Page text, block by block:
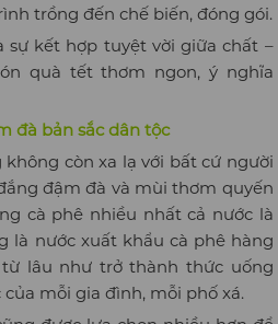
trồng đến chế biến, đóng gói.
sự kết hợp tuyệt vời giữa chất –
quà tết thơm ngon, ý nghĩa
đà bản sắc dân tộc
còn xa lạ với bất cứ người
đậm đà và mùi thơm quyến
cà phê nhiều nhất cả nước là
là nước xuất khẩu cà phê hàng
lâu như trở thành thức uống
mỗi gia đình, mỗi phố xá.